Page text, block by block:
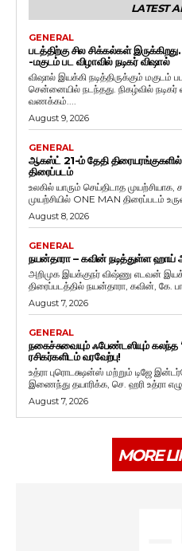
LATEST
GENERAL
படத்திற்கு சில சிக்கல்கள்
-மகுடம் பட விழாவில் நடிகர் விஷால்
விஷால் இயக்கி நடித்திருக்கும் மகுடம்
சென்னையில் நடந்தது. நிகழ்வில் நடிகர் விஷால் பேசியதாவது, "அனைவருக்கும்
வணக்கம்....
August 9, 2026
GENERAL
ஆகஸ்ட் 21-ம் தேதி திரையரங்குகளில்
திரைப்படம்
உலகில் யாரும் செய்திடாத முயற்சியாக,
முயற்சியில் ONE MAN திரைப்படம்
August 8, 2026
GENERAL
நயன்தாரா – கவின் நடித்துள்ள
அறிமுக இயக்குநர் விஷ்ணு எடவன்
திரைப்படத்தில் நயன்தாரா, கவின், கே.
August 7, 2026
GENERAL
நகைச்சுவையும் ஃபேண்டஸியும் கலந்த
ரசிகர்களிடம் வரவேற்பு!
உத்ரா புரொடக்ஷன்ஸ் மற்றும் டிஜே
இணைந்து தயாரிக்க, செ. ஹரி உத்ரா
August 7, 2026
MORE